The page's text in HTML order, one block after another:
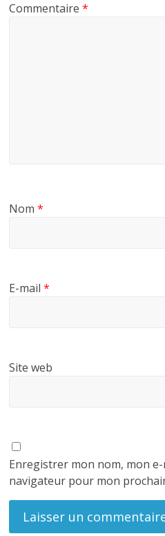
Commentaire*
Nom*
E-mail*
Site web
Enregistrer mon nom, mon
navigateur pour mon